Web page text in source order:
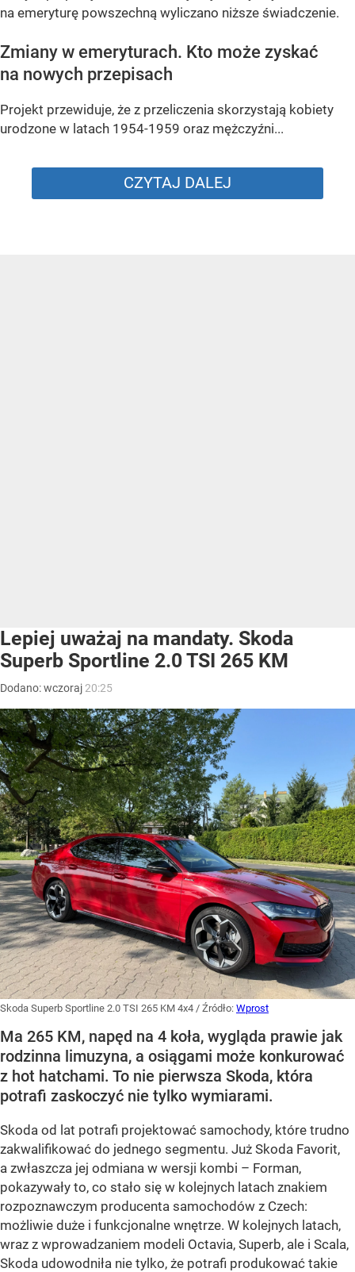
na emeryturę powszechną wyliczano niższe świadczenie.
Zmiany w emeryturach. Kto może zyskać
na nowych przepisach
Projekt przewiduje, że z przeliczenia skorzystają kobiety
urodzone w latach 1954-1959 oraz mężczyźni...
CZYTAJ DALEJ
Lepiej uważaj na mandaty. Skoda
Superb Sportline 2.0 TSI 265 KM
Dodano:wczoraj 20:25
Skoda Superb Sportline 2.0 TSI 265 KM 4x4 / Źródło: Wprost
Ma 265 KM, napęd na 4 koła, wygląda prawie jak
rodzinna limuzyna, a osiągami może konkurować
z hot hatchami. To nie pierwsza Skoda, która
potrafi zaskoczyć nie tylko wymiarami.
Skoda od lat potrafi projektować samochody, które trudno
zakwalifikować do jednego segmentu. Już Skoda Favorit,
a zwłaszcza jej odmiana w wersji kombi – Forman,
pokazywały to, co stało się w kolejnych latach znakiem
rozpoznawczym producenta samochodów z Czech:
możliwie duże i funkcjonalne wnętrze. W kolejnych latach,
wraz z wprowadzaniem modeli Octavia, Superb, ale i Scala,
Skoda udowodniła nie tylko, że potrafi produkować takie